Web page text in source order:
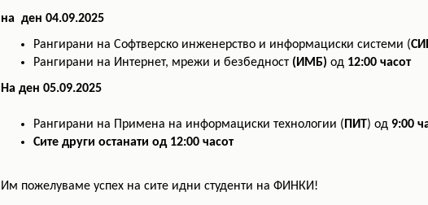
ИСТОРИЈАТ
ЛАБОРАТОРИИ
СТУДЕНТСКИ
ЧАСОВИ
на ден 04.09.2025
Рангирани на Софтверско инженерство и информациски системи (
Рангирани на Интернет, мрежи и безбедност (ИМБ) од 12:00 часот
На ден 05.09.2025
Рангирани на Примена на информациски технологии ( ПИТ) од 9:00
Сите други останати од 12:00 часот
Им пожелуваме успех на сите идни студенти на ФИНКИ!